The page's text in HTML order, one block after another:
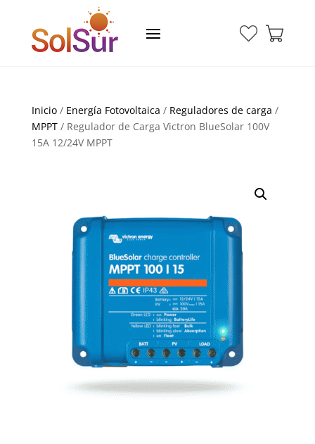
Inicio/ Energía Fotovoltaica / Reguladores de carga /
MPPT/ Regulador de Carga Victron BlueSolar 100V
15A 12/24V MPPT